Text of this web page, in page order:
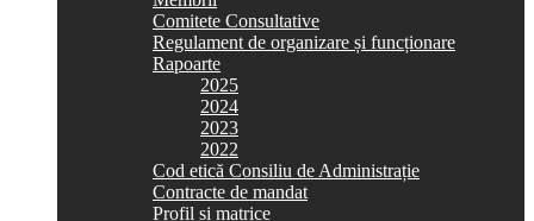
Comitete Consultative
Regulament de organizare și funcționare
Rapoarte
2025
2024
2023
2022
Cod etică Consiliu de Administrație
Contracte de mandat
Profil și matrice